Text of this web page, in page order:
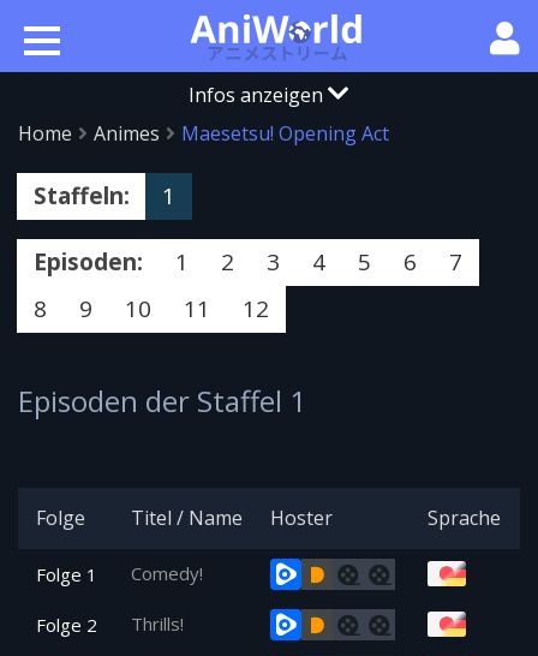
Infos anzeigen
Home
Animes Maesetsu! Opening Act
Staffeln: 1
Episoden: 1 2 3 4 5 6
7
8
9 10 11 12
Episoden der Staffel 1
Folge Titel / Name Hoster Sprache
Folge 1 Comedy!
Folge 2 Thrills!